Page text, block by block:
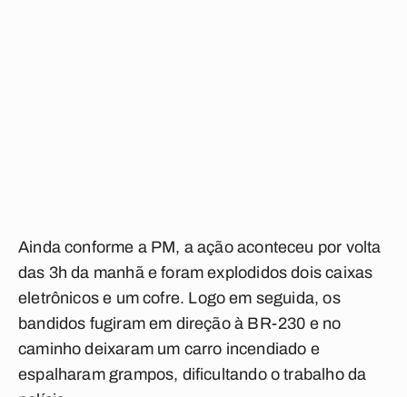
Ainda conforme a PM, a ação aconteceu por volta
das 3h da manhã e foram explodidos dois caixas
eletrônicos e um cofre. Logo em seguida, os
bandidos fugiram em direção à BR-230 e no
caminho deixaram um carro incendiado e
espalharam grampos, dificultando o trabalho da